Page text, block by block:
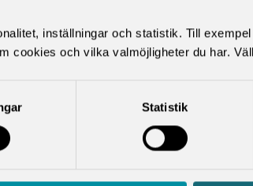
inställningar och statistik. Till
cookies och vilka valmöjligheter du har.
Statistik
mer träffsäkert
förslaget om att
S2025/01299: Utkast till